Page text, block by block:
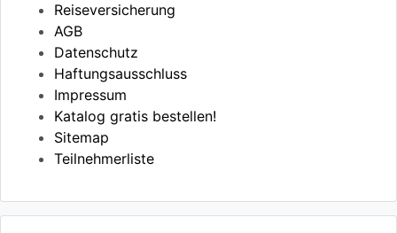
Reiseversicherung
AGB
Datenschutz
Haftungsausschluss
Impressum
Katalog gratis bestellen!
Sitemap
Teilnehmerliste